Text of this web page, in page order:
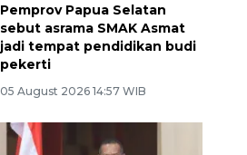
Pemprov Papua Selatan
sebut asrama SMAK Asmat
jadi tempat pendidikan budi
pekerti
05 August 2026 14:57 WIB